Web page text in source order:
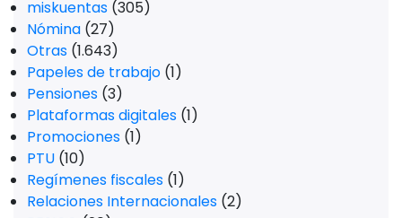
miskuentas (305)
Nómina (27)
Otras (1.643)
Papeles de trabajo (1)
Pensiones (3)
Plataformas digitales (1)
Promociones (1)
PTU (10)
Regímenes fiscales (1)
Relaciones Internacionales (2)